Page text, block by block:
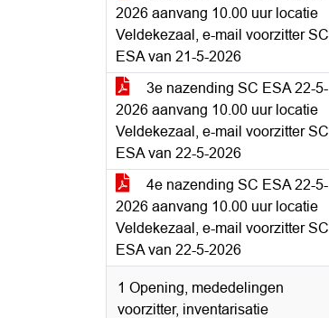
2026 aanvang 10.00 uur locatie
Veldekezaal, e-mail voorzitter SC
ESA van 21-5-2026
3e nazending SC ESA 22-5-
2026 aanvang 10.00 uur locatie
Veldekezaal, e-mail voorzitter SC
ESA van 22-5-2026
4e nazending SC ESA 22-5-
2026 aanvang 10.00 uur locatie
Veldekezaal, e-mail voorzitter SC
ESA van 22-5-2026
1 Opening, mededelingen
voorzitter, inventarisatie